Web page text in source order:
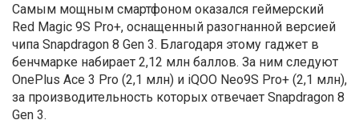
Самым мощным смартфоном оказался геймерский
Red Magic 9S Pro+, оснащенный разогнанной версией
чипа Snapdragon 8 Gen 3. Благодаря этому гаджет в
бенчмарке набирает 2,12 млн баллов. За ним следуют
OnePlus Ace 3 Pro (2,1 млн) и iQOO Neo9S Pro+ (2,1 млн),
за производительность которых отвечает Snapdragon 8
Gen 3.